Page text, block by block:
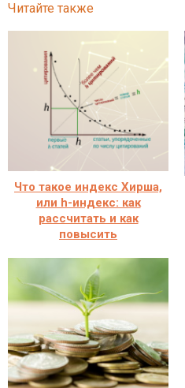
Читайте также
Что такое индекс Хирша,
или h-индекс: как
рассчитать и как
повысить